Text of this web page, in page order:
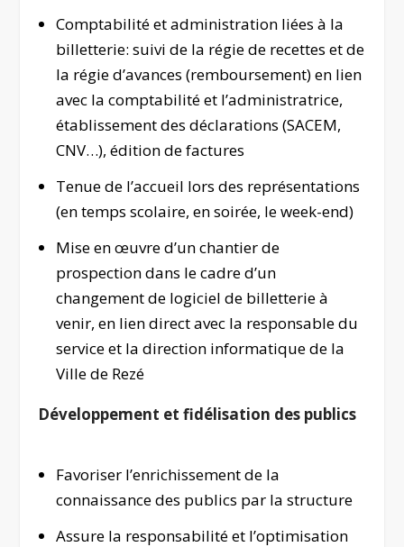
Comptabilité et administration liées à la
billetterie: suivi de la régie de recettes et de
la régie d’avances (remboursement) en lien
avec la comptabilité et l’administratrice,
établissement des déclarations (SACEM,
CNV…), édition de factures
Tenue de l’accueil lors des représentations
(en temps scolaire, en soirée, le week-end)
Mise en œuvre d’un chantier de
prospection dans le cadre d’un
changement de logiciel de billetterie à
venir, en lien direct avec la responsable du
service et la direction informatique de la
Ville de Rezé
Développement et fidélisation des publics
Favoriser l’enrichissement de la
connaissance des publics par la structure
Assure la responsabilité et l’optimisation